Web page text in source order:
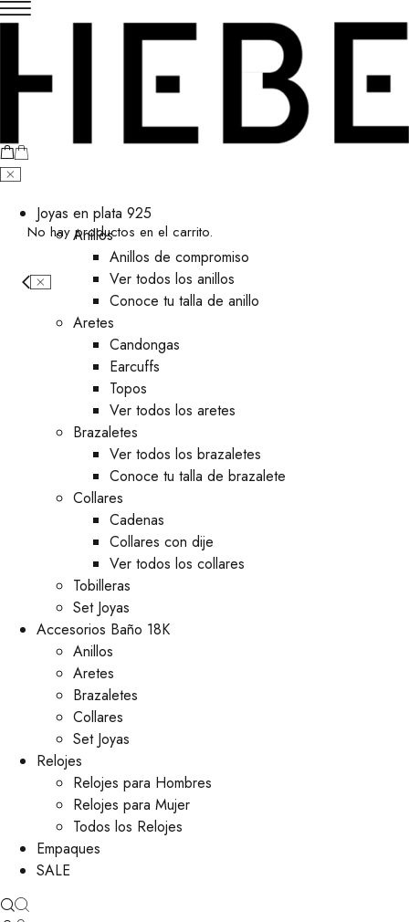
No hay productos en el carrito.
Joyas en plata 925
Anillos
Anillos de compromiso
Ver todos los anillos
Conoce tu talla de anillo
Aretes
⁠Candongas
Earcuffs
Topos
Ver todos los aretes
Brazaletes
Ver todos los brazaletes
Conoce tu talla de brazalete
Collares
Cadenas
Collares con dije
Ver todos los collares
Tobilleras
Set Joyas
Accesorios Baño 18K
Anillos
Aretes
Brazaletes
Collares
Set Joyas
Relojes
Relojes para Hombres
Relojes para Mujer
Todos los Relojes
Empaques
SALE